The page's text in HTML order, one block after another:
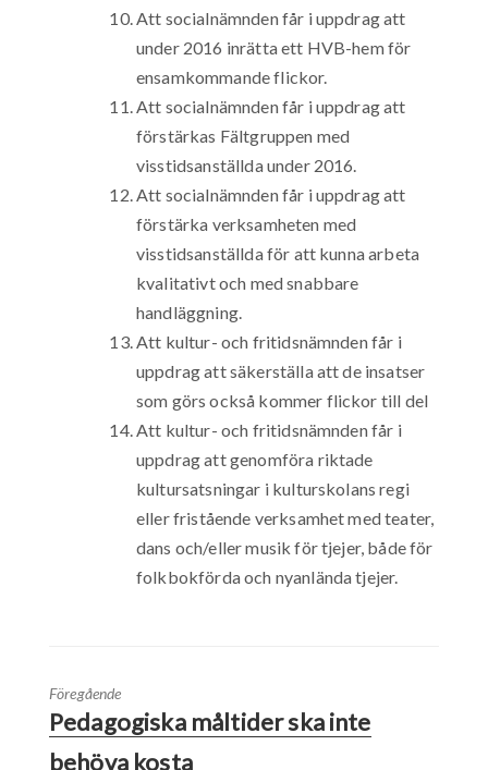
Att socialnämnden får i uppdrag att
under 2016 inrätta ett HVB-hem för
ensamkommande flickor.
Att socialnämnden får i uppdrag att
förstärkas Fältgruppen med
visstidsanställda under 2016.
Att socialnämnden får i uppdrag att
förstärka verksamheten med
visstidsanställda för att kunna arbeta
kvalitativt och med snabbare
handläggning.
Att kultur- och fritidsnämnden får i
uppdrag att säkerställa att de insatser
som görs också kommer flickor till del
Att kultur- och fritidsnämnden får i
uppdrag att genomföra riktade
kultursatsningar i kulturskolans regi
eller fristående verksamhet med teater,
dans och/eller musik för tjejer, både för
folkbokförda och nyanlända tjejer.
Föregående
Pedagogiska måltider ska inte
behöva kosta